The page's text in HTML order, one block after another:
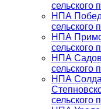
сельского
НПА
сельского
НПА
сельского
НПА
сельского
НПА
сельского